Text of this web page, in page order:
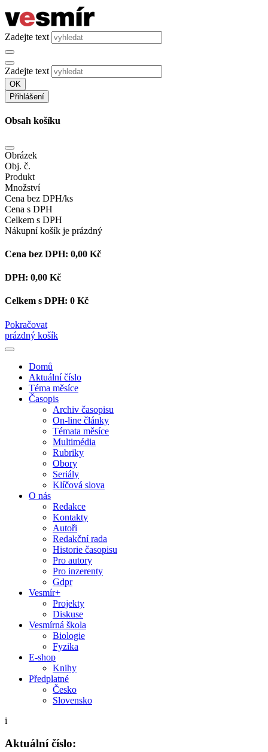
Zadejte text
Zadejte text
OK
Přihlášení
Obsah košíku
Obrázek
Obj. č.
Produkt
Množství
Cena bez DPH/ks
Cena s DPH
Celkem s DPH
Nákupní košík je prázdný
Cena bez DPH: 0,00 Kč
DPH: 0,00 Kč
Celkem s DPH: 0 Kč
Pokračovat
prázdný košík
Domů
Aktuální číslo
Téma měsíce
Časopis
Archiv časopisu
On-line články
Témata měsíce
Multimédia
Rubriky
Obory
Seriály
Klíčová slova
O nás
Redakce
Kontakty
Autoři
Redakční rada
Historie časopisu
Pro autory
Pro inzerenty
Gdpr
Vesmír+
Projekty
Diskuse
Vesmírná škola
Biologie
Fyzika
E-shop
Knihy
Předplatné
Česko
Slovensko
i
Aktuální číslo: